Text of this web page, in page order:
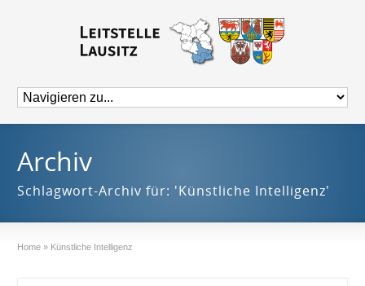
Archiv
Schlagwort-Archiv für: 'Künstliche Intelligenz'
Home » Künstliche Intelligenz